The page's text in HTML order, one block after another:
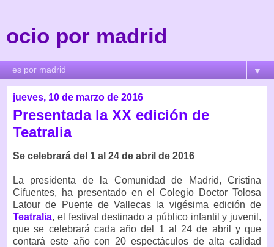
ocio por madrid
▼
jueves, 10 de marzo de 2016
Presentada la XX edición de
Teatralia
Se celebrará del 1 al 24 de abril de 2016
La presidenta de la Comunidad de Madrid, Cristina
Cifuentes, ha presentado en el Colegio Doctor Tolosa
Latour de Puente de Vallecas la vigésima edición de
Teatralia, el festival destinado a público infantil y juvenil,
que se celebrará cada año del 1 al 24 de abril y que
contará este año con 20 espectáculos de alta calidad